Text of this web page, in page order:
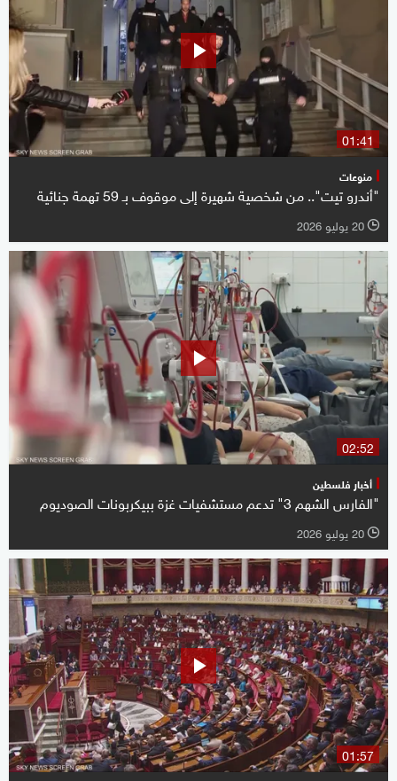
01:41
منوعات
"أندرو تيت".. من شخصية شهيرة إلى موقوف بـ 59 تهمة جنائية
l 20 يوليو 2026
02:52
أخبار فلسطين
"الفارس الشهم 3" تدعم مستشفيات غزة ببيكربونات الصوديوم
l 20 يوليو 2026
01:57